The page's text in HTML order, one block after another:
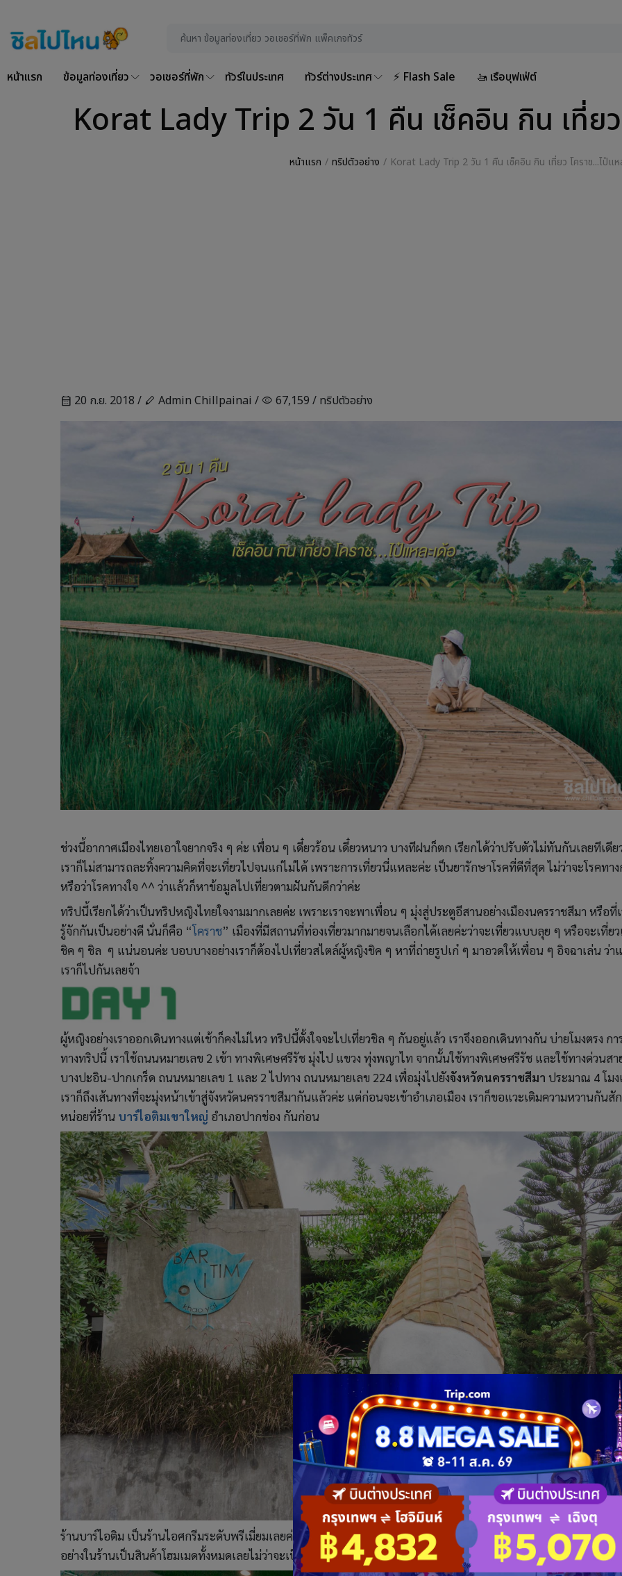
หน้าแรก ข้อมูลท่องเที่ยว วอเชอร์ที่พัก ทัวร์ในประเทศ ทัวร์ต่างประเทศ ⚡ Flash Sale 🚤 เรือบุฟเฟ่ต์
Korat Lady Trip 2 วัน 1 คืน เช็คอิน กิน เที่ยว
หน้าแรก ทริปตัวอย่าง Korat Lady Trip 2 วัน 1 คืน เช็คอิน กิน เที่ยว โคราช...ไป๋แห
calendar_month 20 ก.ย. 2018 / stylus Admin Chillpainai / visibility 67,159 / ทริปตัวอย่าง
ช่วงนี้อากาศเมืองไทยเอาใจยากจริง ๆ ค่ะ เพื่อน ๆ เดี๋ยวร้อน เดี๋ยวหนาว บางทีฝนก็ตก เรียกได้ว่าปรับตัวไม่ทันกันเลยทีเดี
เราก็ไม่สามารถละทิ้งความคิดที่จะเที่ยวไปจนแก่ไม่ได้ เพราะการเที่ยวนี่แหละค่ะ เป็นยารักษาโรคที่ดีที่สุด ไม่ว่าจะโรคทาง
หรือว่าโรคทางใจ ^^ ว่าแล้วก็หาข้อมูลไปเที่ยวตามฝันกันดีกว่าค่ะ
ทริปนี้เรียกได้ว่าเป็นทริปหญิงไทยใจงามมากเลยค่ะ เพราะเราจะพาเพื่อน ๆ มุ่งสู่ประตูอีสานอย่างเมืองนครราชสีมา หรือที่
รู้จักกันเป็นอย่างดี นั่นก็คือ “โคราช” เมืองที่มีสถานที่ท่องเที่ยวมากมายจนเลือกได้เลยค่ะว่าจะเที่ยวแบบลุย ๆ หรือจะเที่ย
ชิค ๆ ชิล ๆ แน่นอนค่ะ บอบบางอย่างเราก็ต้องไปเที่ยวสไตล์ผู้หญิงชิค ๆ หาที่ถ่ายรูปเก๋ ๆ มาอวดให้เพื่อน ๆ อิจฉาเล่น ว่า
เราก็ไปกันเลยจ้า
ผู้หญิงอย่างเราออกเดินทางแต่เช้าก็คงไม่ไหว ทริปนี้ตั้งใจจะไปเที่ยวชิล ๆ กันอยู่แล้ว เราจึงออกเดินทางกัน บ่ายโมงตรง กา
ทางทริปนี้ เราใช้ถนนหมายเลข 2 เข้า ทางพิเศษศรีรัช มุ่งไป แขวง ทุ่งพญาไท จากนั้นใช้ทางพิเศษศรีรัช และใช้ทางด่วนสา
บางปะอิน-ปากเกร็ด ถนนหมายเลข 1 และ 2 ไปทาง ถนนหมายเลข 224 เพื่อมุ่งไปยังจังหวัดนครราชสีมา ประมาณ 4 โมง
เราก็ถึงเส้นทางที่จะมุ่งหน้าเข้าสู่จังหวัดนครราชสีมากันแล้วค่ะ แต่ก่อนจะเข้าอำเภอเมือง เราก็ขอแวะเติมความหวานกันสัก
หน่อยที่ร้าน บาร์ไอติมเขาใหญ่ อำเภอปากช่อง กันก่อน
ร้านบาร์ไอติม เป็นร้านไอศกรีมระดับพรีเมี่ยมเลยค่ะ เป็นร้านสไตล์ “Modern Thai Tropical Loft” หรือเข้าใจง่าย ๆ ก็คื
อย่างในร้านเป็นสินค้าโฮมเมดทั้งหมดเลยไม่ว่าจะเป็น ไอศกรีม เค้ก หรือขนมปังต่าง ๆ